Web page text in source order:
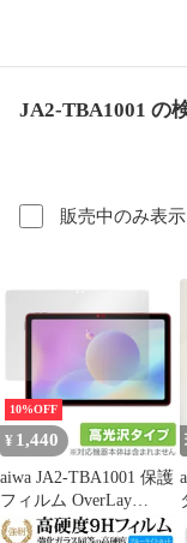
JA2-TBA1001 の
販売中のみ表示
10%OFF
¥ 1,440
aiwa JA2-TBA1001 保護
フィルム OverLay
Brilliant for アイワ タブ